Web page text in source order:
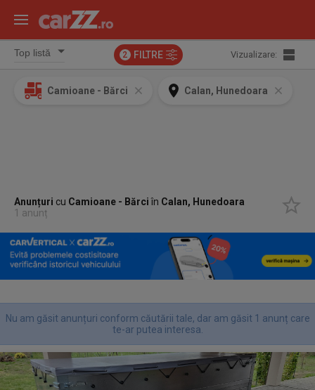
2 FILTRE Vizualizare:
Camioane - Bărci Calan, Hunedoara
Anunțuri cu Camioane - Bărciîn Calan, Hunedoara
1 anunț
Nu am găsit anunțuri conform căutării tale, dar am găsit 1 anunț care
te-ar putea interesa.